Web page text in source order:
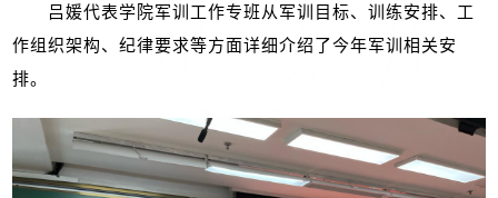
吕媛代表学院军训工作专班从军训目标、训练安排、工
作组织架构、纪律要求等方面详细介绍了今年军训相关安
排。